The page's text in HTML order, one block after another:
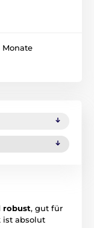
Monate
robust, gut für
ist absolut